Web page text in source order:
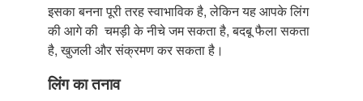
इसका बनना पूरी तरह स्वाभाविक है, लेकिन यह आपके लिंग
की आगे की चमड़ी के नीचे जम सकता है, बदबू फैला सकता
है, खुजली और संक्रमण कर सकता है।
लिंग का तनाव